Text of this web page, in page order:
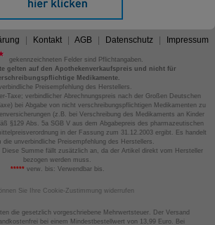
Kontakt AGB Datenschutz Impressum
gekennzeichneten Felder sind Pflichtangaben.
gelten auf den Apothekenverkaufspreis und nicht für
Medikamente.
Preisempfehlung des Herstellers.
Taxe; verbindlicher Abrechnungspreis nach der Großen Deutschen
bei Abgabe von nicht verschreibungspflichtigen Medikamenten zu
(z.B. bei Verschreibung des Medikaments an Kinder
§129 Abs. 5a SGB V aus dem Abgabepreis des pharmazeutischen
in der Fassung zum 31.12.2003 ergibt. Es handelt
die unverbindliche Preisempfehlung des Herstellers.
Summe fällt zusätzlich an, da der Artikel direkt vom Hersteller
bezogen werden muss.
*****verw. bis: Verwendbar bis.
Sie Ihre Cookie-Zustimmung widerrufen
die gesetzlich vorgeschriebene Mehrwertsteuer. Der Versand
bei einem Mindestbestellwert von 13,99 Euro. Bei